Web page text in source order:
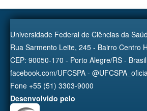
Universidade Federal de Ciências da
Rua Sarmento Leite, 245 - Bairro Centro
CEP: 90050-170 - Porto Alegre/RS - Brasil
facebook.com/UFCSPA -
Fone +55 (51) 3303-9000
Desenvolvido pelo